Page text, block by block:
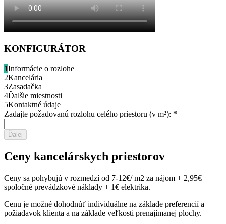
KONFIGURÁTOR
1Informácie o rozlohe
2Kancelária
3Zasadačka
4Ďalšie miestnosti
5Kontaktné údaje
Zadajte požadovanú rozlohu celého priestoru (v m²): *
Ďalej
Ceny kancelárskych priestorov
Ceny sa pohybujú v rozmedzí od 7-12€/ m2 za nájom + 2,95€
spoločné prevádzkové náklady + 1€ elektrika.
Cenu je možné dohodnúť individuálne na základe preferencií a
požiadavok klienta a na základe veľkosti prenajímanej plochy.